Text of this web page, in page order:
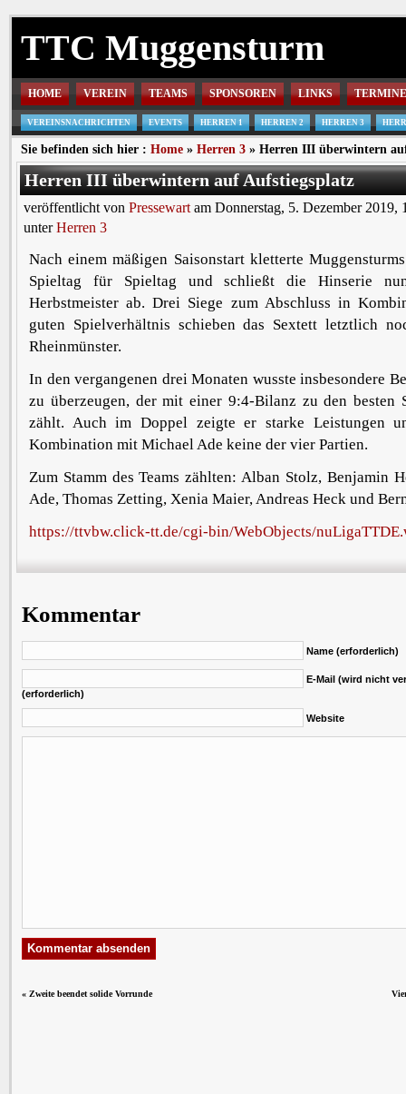
TTC Muggensturm
HOME VEREIN TEAMS SPONSOREN LINKS TERMINE
VEREINSNACHRICHTEN EVENTS HERREN 1 HERREN 2 HERREN 3
Sie befinden sich hier : Home » Herren 3 » Herren III überwintern
Herren III überwintern auf Aufstiegsplatz
veröffentlicht von Pressewart am Donnerstag, 5. Dezember 2019,
unterHerren 3
Nach einem mäßigen Saisonstart kletterte
Spieltag für Spieltag und schließt die Hinserie
Herbstmeister ab. Drei Siege zum Abschluss in
guten Spielverhältnis schieben das Sextett letztlich
Rheinmünster.
In den vergangenen drei Monaten wusste insbesondere
zu überzeugen, der mit einer 9:4-Bilanz zu den besten
zählt. Auch im Doppel zeigte er starke Leistungen
Kombination mit Michael Ade keine der vier Partien.
Zum Stamm des Teams zählten: Alban Stolz, Benjamin
Ade, Thomas Zetting, Xenia Maier, Andreas Heck und
https://ttvbw.click-tt.de/cgi-bin/WebObjects/
Kommentar
Name (erforderlich)
E-Mail (wird nicht
(erforderlich)
Website
« Zweite beendet solide Vorrunde